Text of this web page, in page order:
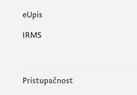
еUpis
IRMS
Pristupačnost